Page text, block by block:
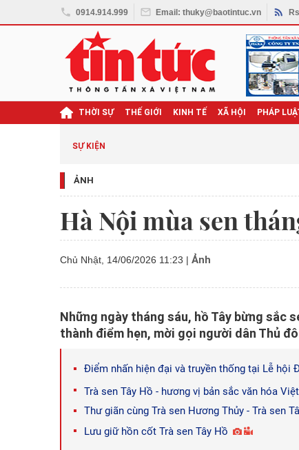
0914.914.999 Email: thuky@baotintuc.vn
THỜI SỰ THẾ GIỚI KINH TẾ XÃ HỘI PHÁP
SỰ KIỆN
ẢNH
Hà Nội mùa sen
Chủ Nhật, 14/06/2026 11:23 | Ảnh
Những ngày tháng sáu, hồ Tây bừng sắc
thành điểm hẹn, mời gọi người dân Thủ
Điểm nhấn hiện đại và truyền thống tại Lễ hội
Trà sen Tây Hồ - hương vị bản sắc văn hóa
Thư giãn cùng Trà sen Hương Thủy - Trà sen
Lưu giữ hồn cốt Trà sen Tây Hồ